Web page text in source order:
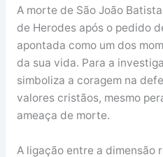
A morte de São João
de Herodes após o pedido
apontada como um dos
da sua vida. Para a
simboliza a coragem na
valores cristãos, mesmo
ameaça de morte.
A ligação entre a dimensão